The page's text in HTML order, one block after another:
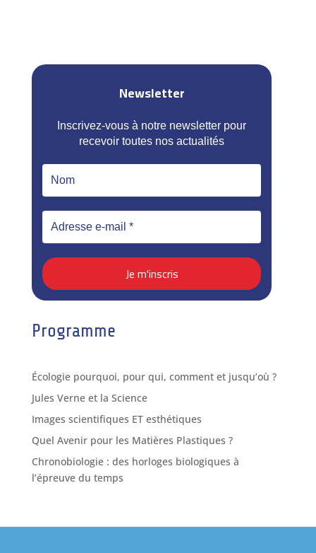
Newsletter
Inscrivez-vous à notre newsletter pour
recevoir toutes nos actualités
Programme
Écologie pourquoi, pour qui, comment et jusqu’où ?
Jules Verne et la Science
Images scientifiques ET esthétiques
Quel Avenir pour les Matières Plastiques ?
Chronobiologie : des horloges biologiques à
l’épreuve du temps